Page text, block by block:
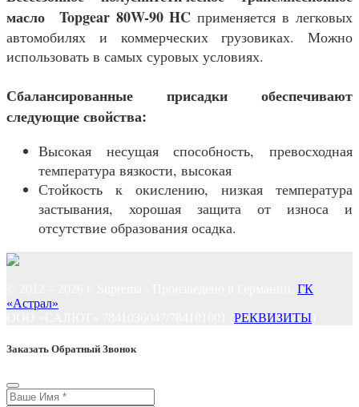
масло Topgear 80W-90 HC применяется в легковых
автомобилях и коммерческих грузовиках. Можно
использовать в самых суровых условиях.
Сбалансированные присадки обеспечивают
следующие свойства:
Высокая несущая способность, превосходная
температура вязкости, высокая
Стойкость к окислению, низкая температура
застывания, хорошая защита от износа и
отсутствие образования осадка.
ГК
«Астрал»
РЕКВИЗИТЫ
Заказать Обратный Звонок